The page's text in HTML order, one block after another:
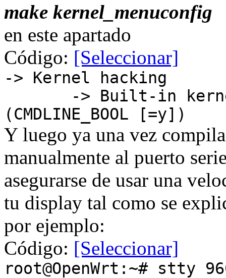
make kernel_menuconfig
en este apartado
Código: [Seleccionar]
-> Kernel hacking
-> Built-in kernel
(CMDLINE_BOOL [=y])
Y luego ya una vez
manualmente al puerto
asegurarse de usar una
tu display tal como se
por ejemplo:
Código: [Seleccionar]
root@OpenWrt:~# stty